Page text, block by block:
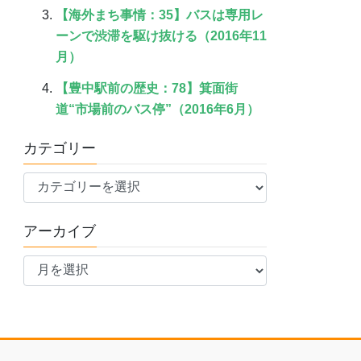
【海外まち事情：35】バスは専用レ
ーンで渋滞を駆け抜ける（2016年11
月）
【豊中駅前の歴史：78】箕面街
道“市場前のバス停”（2016年6月）
カテゴリー
テ
リ
ー
アーカイブ
ア